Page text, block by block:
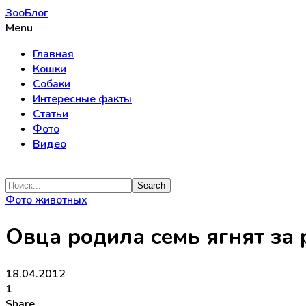
ЗооБлог
Menu
Главная
Кошки
Собаки
Интересные факты
Статьи
Фото
Видео
Фото животных
Овца родила семь ягнят за
18.04.2012
1